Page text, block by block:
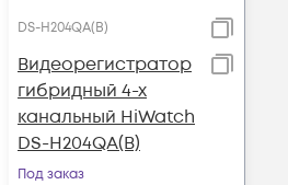
DS-H204QA(B)
Видеорегистратор
гибридный 4-х
канальный HiWatch
DS-H204QA(B)
Под заказ